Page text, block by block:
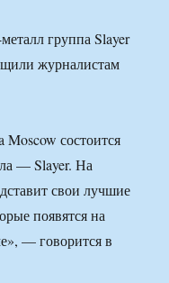
группа Slayer
журналистам
состоится
— Slayer. На
свои лучшие
появятся на
— говорится в